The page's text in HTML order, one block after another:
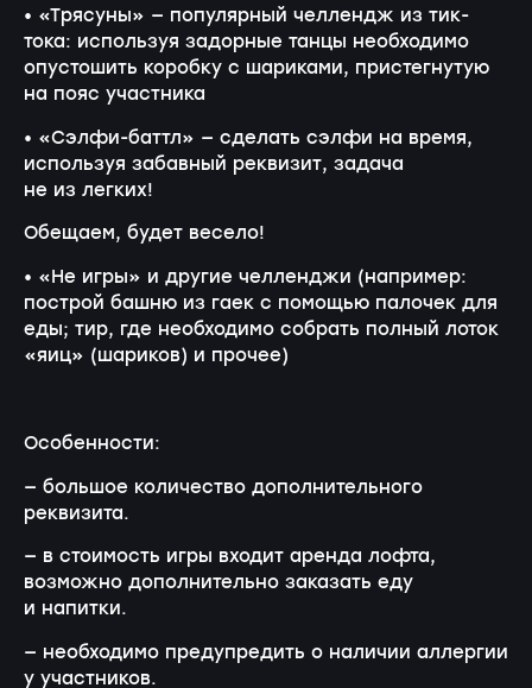
• «Трясуны» — популярный челлендж из тик-
тока: используя задорные танцы необходимо
опустошить коробку с шариками, пристегнутую
на пояс участника
• «Сэлфи-баттл» — сделать сэлфи на время,
используя забавный реквизит, задача
не из легких!
Обещаем, будет весело!
• «Не игры» и другие челленджи (например:
построй башню из гаек с помощью палочек для
еды; тир, где необходимо собрать полный лоток
«яиц» (шариков) и прочее)
Особенности:
— большое количество дополнительного
реквизита.
— в стоимость игры входит аренда лофта,
возможно дополнительно заказать еду
и напитки.
— необходимо предупредить о наличии аллергии
у участников.